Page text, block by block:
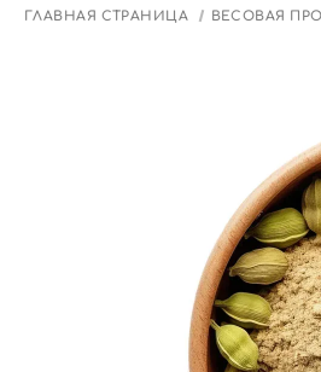
ГЛАВНАЯ СТРАНИЦА ВЕСОВАЯ